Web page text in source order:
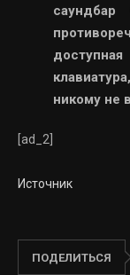
никому не
[ad_2]
Источник
ПОДЕЛИТЬСЯ